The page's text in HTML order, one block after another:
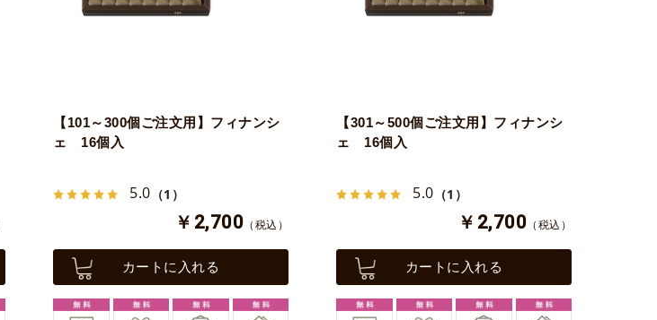
【101～300個ご注文用】フィナンシ
ェ 16個入
5.0 （1）
￥2,700 （税込）
カートに入れる
【301～500個ご注文用】フィナンシ
ェ 16個入
5.0 （1）
￥2,700 （税込）
カートに入れる